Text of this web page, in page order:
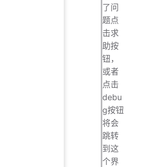
了问
题点
击求
助按
钮，
或者
点击
debu
g按钮
将会
跳转
到这
个界